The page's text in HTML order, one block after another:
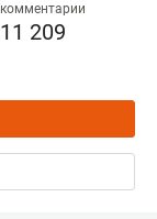
комментарии
11 209